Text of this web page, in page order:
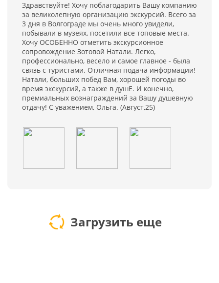
Здравствуйте! Хочу поблагодарить Вашу компанию
за великолепную организацию экскурсий. Всего за
3 дня в Волгограде мы очень много увидели,
побывали в музеях, посетили все топовые места.
Хочу ОСОБЕННО отметить экскурсионное
сопровождение Зотовой Натали. Легко,
профессионально, весело и самое главное - была
связь с туристами. Отличная подача информации!
Натали, больших побед Вам, хорошей погоды во
время экскурсий, а также в душЕ. И конечно,
премиальных вознаграждений за Вашу душевную
отдачу! С уважением, Ольга. (Август,25)
Загрузить еще